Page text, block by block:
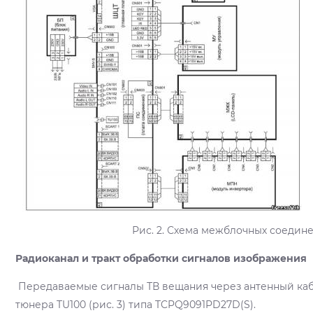
Рис. 2. Схема межблочных
Радиоканал и тракт обработки сигналов изображения
Передаваемые сигналы ТВ вещания через антенный
тюнера TU100 (рис. 3) типа TCPQ9091PD27D(S).